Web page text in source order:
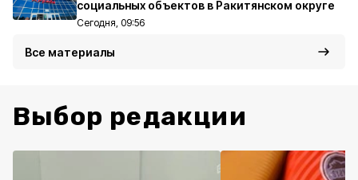
социальных объектов в Ракитянском округе
Сегодня, 09:56
Все материалы
Выбор редакции